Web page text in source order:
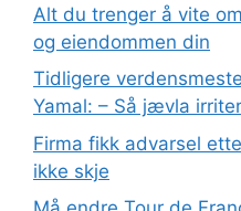
Alt du trenger å vite
og eiendommen din
Tidligere
Yamal: – Så jævla
Firma fikk advarsel
ikke skje